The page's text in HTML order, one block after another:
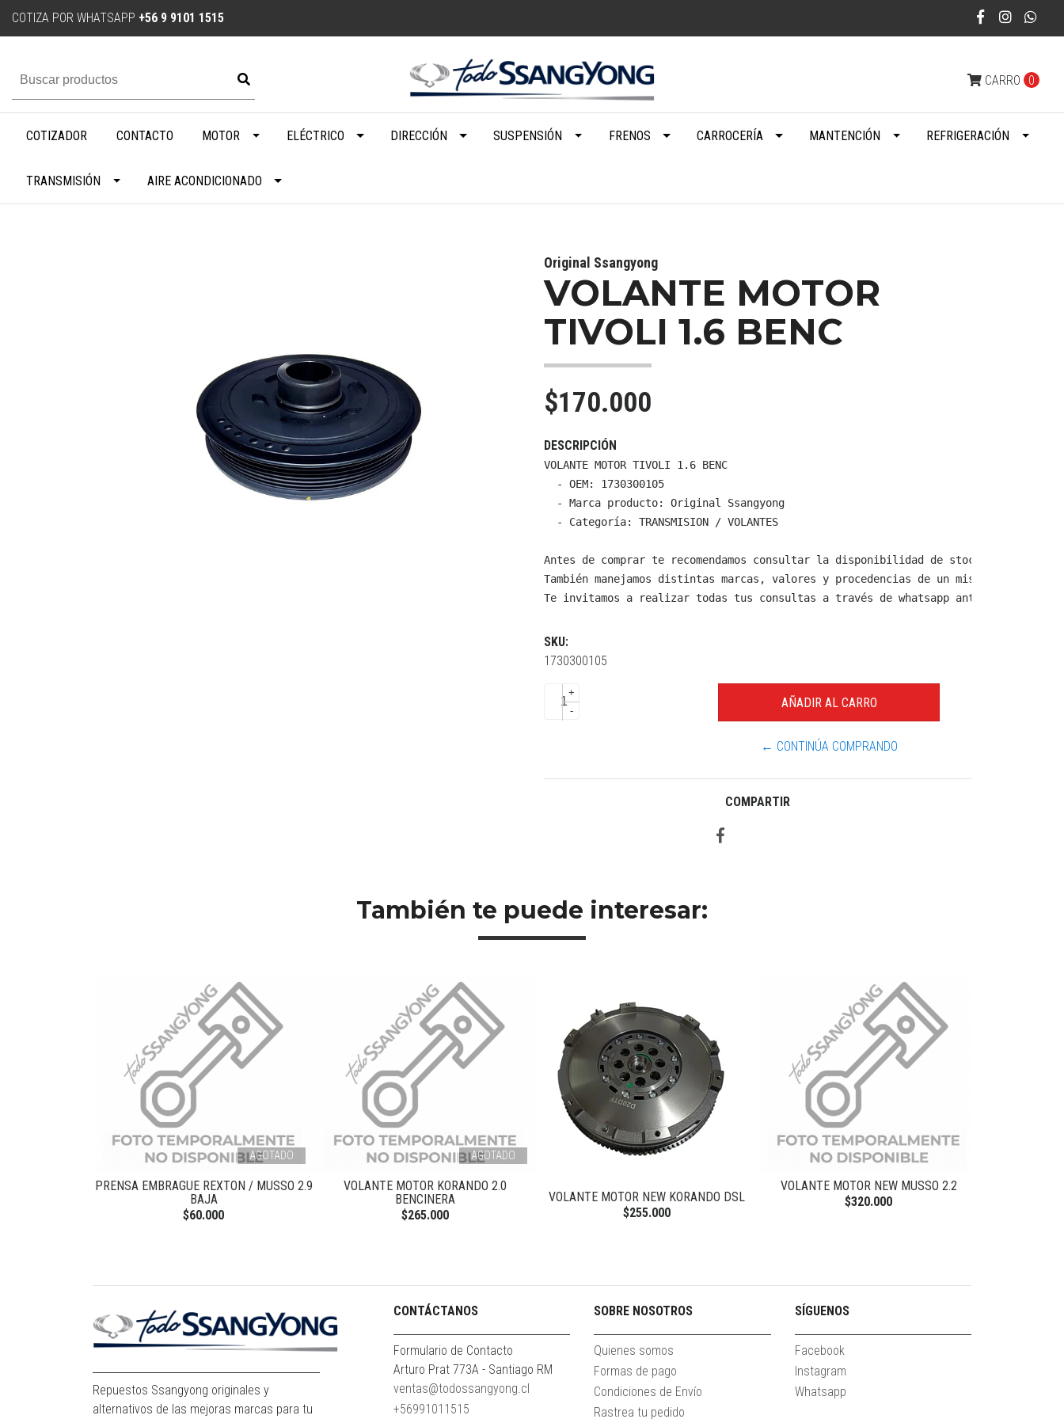
COTIZA POR WHATSAPP +56 9 9101 1515
CARRO 0
COTIZADOR CONTACTO MOTOR ELÉCTRICO DIRECCIÓN SUSPENSIÓN FRENOS CARROCERÍA MANTENCIÓN REFRIGERACIÓN
TRANSMISIÓN AIRE ACONDICIONADO
Original Ssangyong
VOLANTE MOTOR
TIVOLI 1.6 BENC
$170.000
DESCRIPCIÓN
VOLANTE MOTOR TIVOLI 1.6 BENC
  - OEM: 1730300105
  - Marca producto: Original Ssangyong
  - Categoría: TRANSMISION / VOLANTES
Antes de comprar te recomendamos consultar la disponibilidad de stock y
También manejamos distintas marcas, valores y procedencias de un mismo producto.
Te invitamos a realizar todas tus consultas a través de whatsapp antes de
SKU:
1730300105
+
-
← CONTINÚA COMPRANDO
COMPARTIR
También te puede interesar:
AGOTADO
PRENSA EMBRAGUE REXTON / MUSSO 2.9
BAJA
$60.000
AGOTADO
VOLANTE MOTOR KORANDO 2.0
BENCINERA
$265.000
VOLANTE MOTOR NEW KORANDO DSL
$255.000
VOLANTE MOTOR NEW MUSSO 2.2
$320.000
Repuestos Ssangyong originales y
alternativos de las mejoras marcas para tu
CONTÁCTANOS
Formulario de Contacto
Arturo Prat 773A - Santiago RM
ventas@todossangyong.cl
+56991011515
SOBRE NOSOTROS
Quienes somos
Formas de pago
Condiciones de Envío
Rastrea tu pedido
SÍGUENOS
Facebook
Instagram
Whatsapp